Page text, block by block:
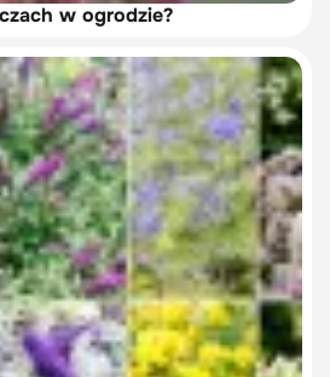
w ogrodzie?